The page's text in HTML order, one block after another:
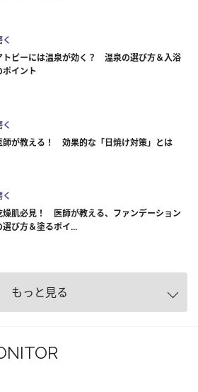
トピーには温泉が効く？ 温泉の選び方＆入浴
ポイント
師が教える！ 効果的な「日焼け対策」とは
燥肌必見！ 医師が教える、ファンデーション
選び方＆塗るポイ...
もっと見る